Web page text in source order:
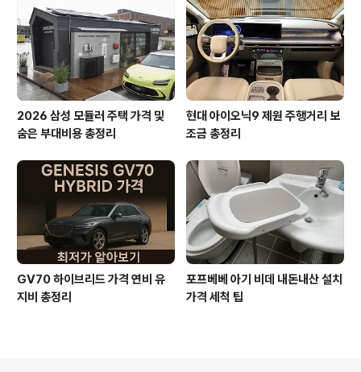
2026 삼성 모듈러 주택 가격 및
숨은 부대비용 총정리
현대 아이오닉9 제원 주행거리 보
조금 총정리
GV70 하이브리드 가격 연비 유
지비 총정리
포프베베 아기 비데 내돈내산 설치
가격 세척 팁